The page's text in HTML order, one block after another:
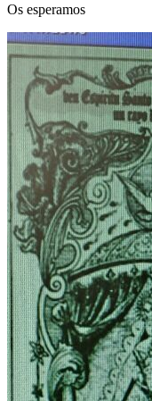
Os esperamos